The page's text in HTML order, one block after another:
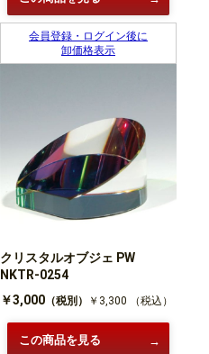
会員登録・ログイン後に
卸価格表示
クリスタルオブジェ PW
NKTR-0254
￥3,000 （税別） ￥3,300 （税込）
この商品を見る